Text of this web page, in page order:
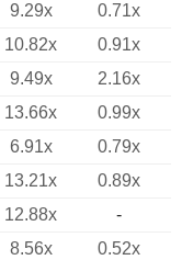
9.29x
0.71x
10.82x
0.91x
9.49x
2.16x
13.66x
0.99x
6.91x
0.79x
13.21x
0.89x
12.88x
-
8.56x
0.52x